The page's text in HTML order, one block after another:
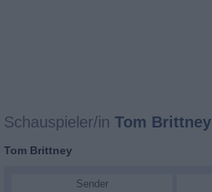
Schauspieler/in Tom Brittney
Tom Brittney
Sender